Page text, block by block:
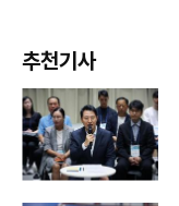
추천기사